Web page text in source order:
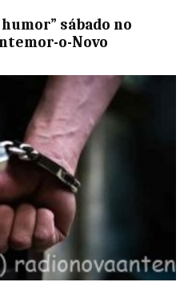
sábado no
o-Novo